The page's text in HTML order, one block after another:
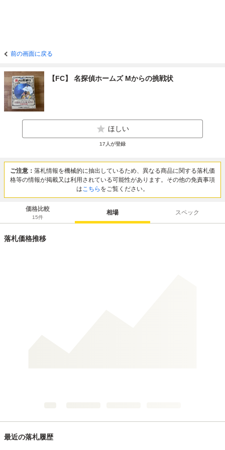
前の画面に戻る
【FC】 名探偵ホームズ Mからの挑戦状
ほしい
17 人が登録
ご注意： 落札情報を機械的に抽出しているため、異なる商品に関する落札価
格等の情報が掲載又は利用されている可能性があります。その他の免責事項
はこちら をご覧ください。
価格比較
15件
相場 スペック
落札価格推移
最近の落札履歴